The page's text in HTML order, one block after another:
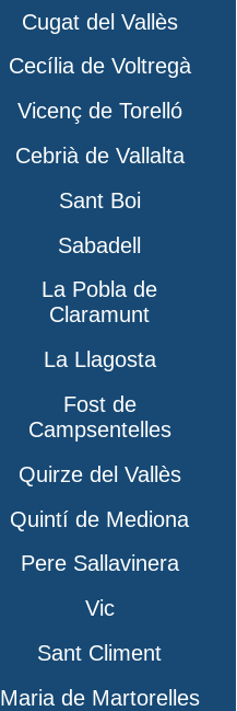
Cugat del Vallès
Cecília de Voltregà
Vicenç de Torelló
Cebrià de Vallalta
Sant Boi
Sabadell
La Pobla de
Claramunt
La Llagosta
Fost de
Campsentelles
Quirze del Vallès
Quintí de Mediona
Pere Sallavinera
Vic
Sant Climent
Maria de Martorelles